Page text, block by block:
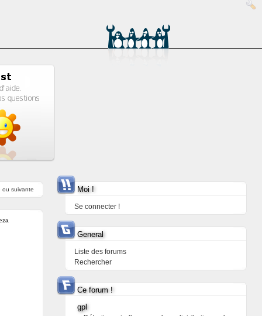
ou suivante Moi !
Se connecter !
General
Liste des forums
Rechercher
Ce forum !
gpl